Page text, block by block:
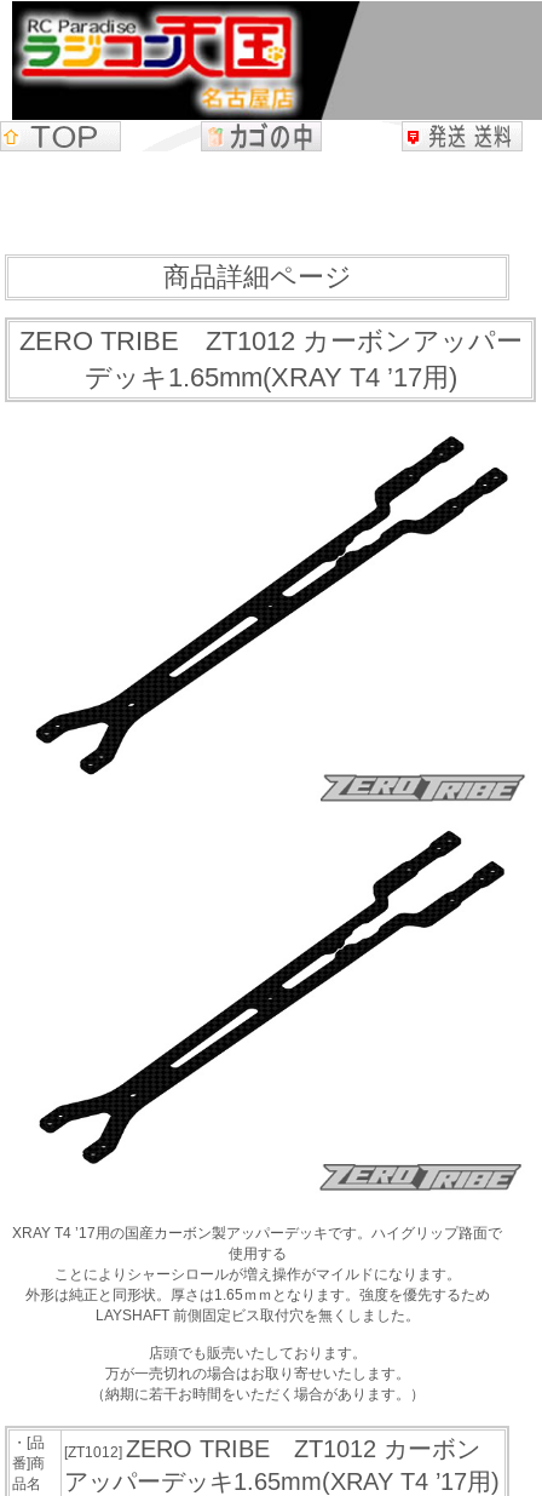
商品詳細ページ
ZERO TRIBE ZT1012 カーボンアッパー
デッキ1.65mm(XRAY T4 ’17用)
XRAY T4 ’17用の国産カーボン製アッパーデッキです。ハイグリップ路面で
使用する
ことによりシャーシロールが増え操作がマイルドになります。
外形は純正と同形状。厚さは1.65ｍｍとなります。強度を優先するため
LAYSHAFT 前側固定ビス取付穴を無くしました。
店頭でも販売いたしております。
万が一売切れの場合はお取り寄せいたします。
（納期に若干お時間をいただく場合があります。）
・[品
番]商
品名
[ZT1012]ZERO TRIBE ZT1012 カーボン
アッパーデッキ1.65mm(XRAY T4 ’17用)